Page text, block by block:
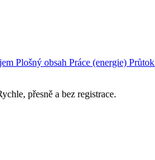
Plošný obsah Práce (energie) Průtok
přesně a bez registrace.